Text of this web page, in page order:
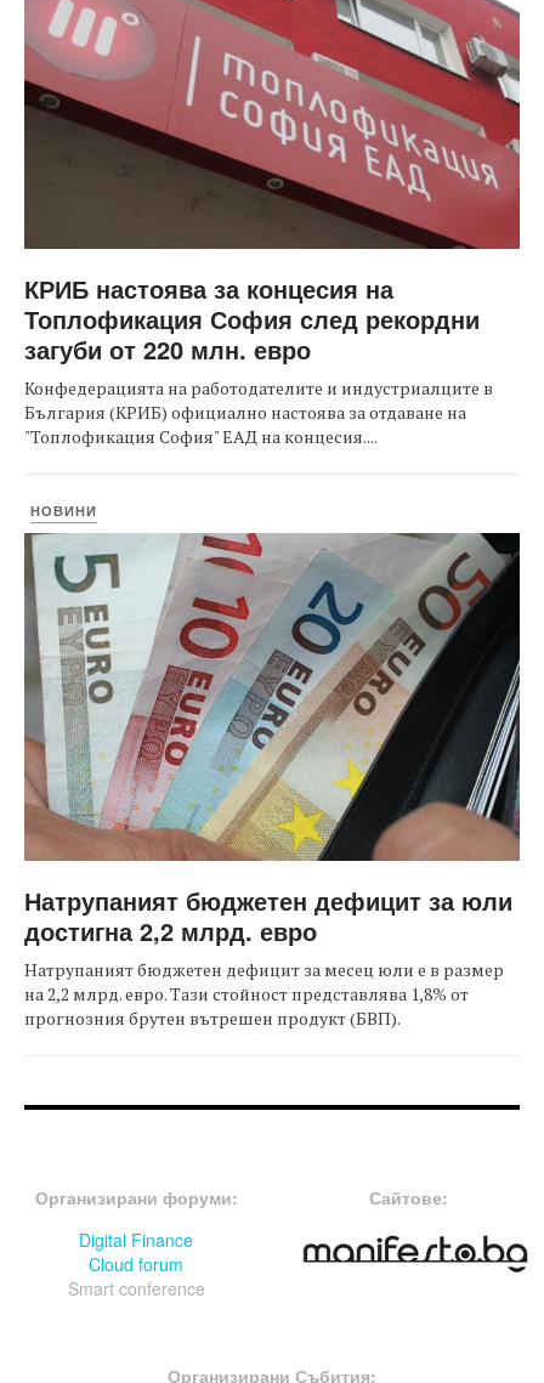
КРИБ настоява за концесия на
Топлофикация София след рекордни
загуби от 220 млн. евро
Конфедерацията на работодателите и индустриалците в
България (КРИБ) официално настоява за отдаване на
"Топлофикация София" ЕАД на концесия....
НОВИНИ
Натрупаният бюджетен дефицит за юли
достигна 2,2 млрд. евро
Натрупаният бюджетен дефицит за месец юли е в размер
на 2,2 млрд. евро. Тази стойност представлява 1,8% от
прогнозния брутен вътрешен продукт (БВП).
Организирани форуми:
Digital Finance
Cloud forum
Smart conference
Сайтове:
Организирани Събития: